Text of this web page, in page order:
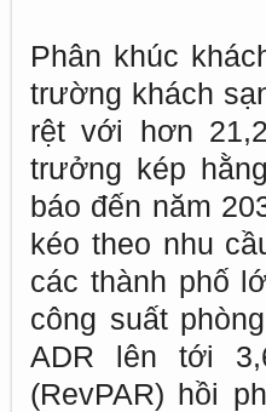
Phân khúc
trường khách
rệt với hơn
trưởng kép
báo đến năm
kéo theo nhu
các thành phố
công suất
ADR lên tới
(RevPAR) hồi